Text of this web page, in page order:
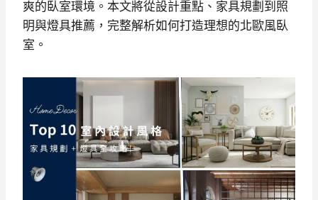
爽的臥室環境。本文將從設計重點、家具規劃到照
明與燈具推薦，完整解析如何打造理想的北歐風臥
室。